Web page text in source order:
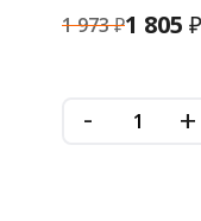
1 973₽1 805 ₽
- +